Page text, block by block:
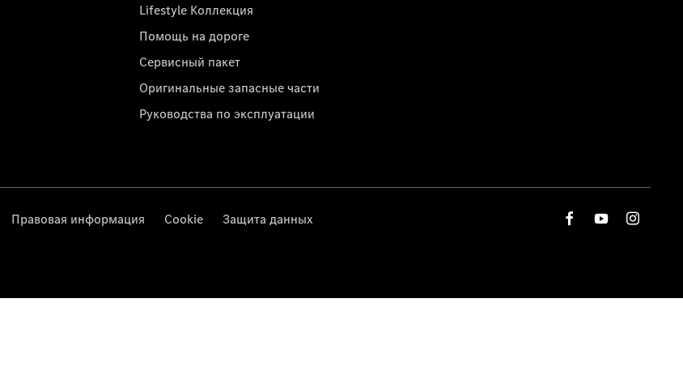
Lifestyle Коллекция
Помощь на дороге
Сервисный пакет
Оригинальные запасные части
Руководства по эксплуатации
Правовая информация Cookie Защита данных